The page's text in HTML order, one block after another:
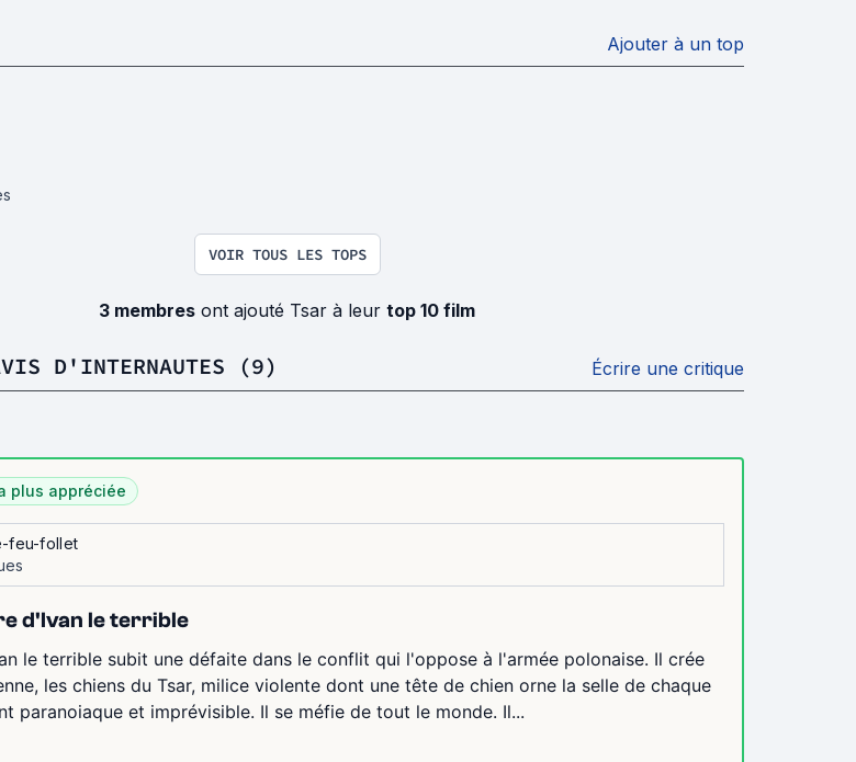
Ajouter à un top
VOIR TOUS LES TOPS
3 membres ont ajouté Tsar à leur top 10 film
D'INTERNAUTES (9) Écrire une critique
plus appréciée
feu-follet
d'Ivan le terrible
le terrible subit une défaite dans le conflit qui l'oppose à l'armée polonaise. Il crée
les chiens du Tsar, milice violente dont une tête de chien orne la selle de chaque
paranoiaque et imprévisible. Il se méfie de tout le monde. Il...